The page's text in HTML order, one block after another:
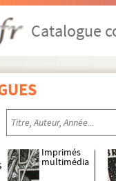
Catalogue
Imprimés
multimédia